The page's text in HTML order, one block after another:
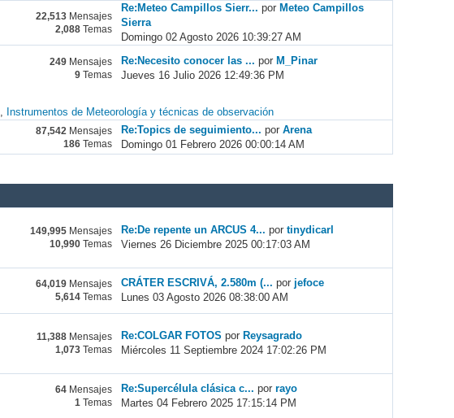
22,513 Mensajes
2,088 Temas
Re:Meteo Campillos Sierr... por Meteo Campillos
Sierra
Domingo 02 Agosto 2026 10:39:27 AM
249 Mensajes
9 Temas
Re:Necesito conocer las ... porM_Pinar
Jueves 16 Julio 2026 12:49:36 PM
Instrumentos de Meteorología y técnicas de observación
87,542 Mensajes
186 Temas
Re:Topics de seguimiento... porArena
Domingo 01 Febrero 2026 00:00:14 AM
149,995 Mensajes
10,990 Temas
Re:De repente un ARCUS 4... portinydicarl
Viernes 26 Diciembre 2025 00:17:03 AM
64,019 Mensajes
5,614 Temas
CRÁTER ESCRIVÁ, 2.580m (... por jefoce
Lunes 03 Agosto 2026 08:38:00 AM
11,388 Mensajes
1,073 Temas
Re:COLGAR FOTOS por Reysagrado
Miércoles 11 Septiembre 2024 17:02:26 PM
64 Mensajes
1 Temas
Re:Supercélula clásica c... porrayo
Martes 04 Febrero 2025 17:15:14 PM